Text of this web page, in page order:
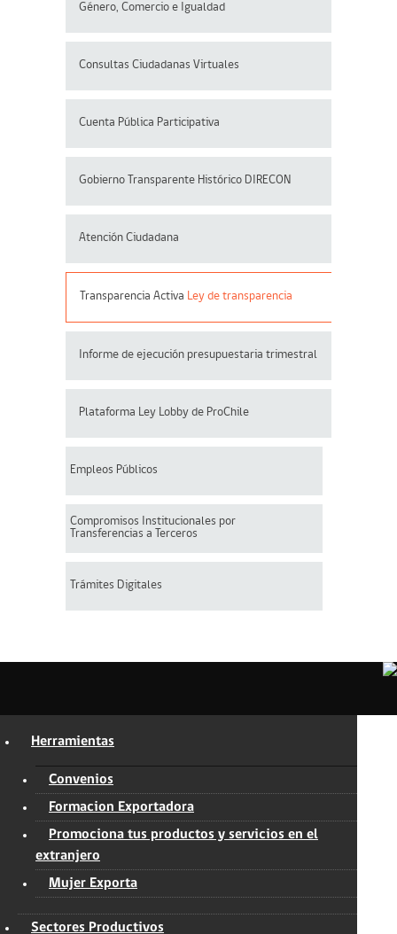
Género, Comercio e Igualdad
Consultas Ciudadanas Virtuales
Cuenta Pública Participativa
Gobierno Transparente Histórico DIRECON
Atención Ciudadana
Transparencia Activa Ley de transparencia
Informe de ejecución presupuestaria trimestral
Plataforma Ley Lobby de ProChile
Empleos Públicos
Compromisos Institucionales por
Transferencias a Terceros
Trámites Digitales
Herramientas
Convenios
Formacion Exportadora
Promociona tus productos y servicios en el
extranjero
Mujer Exporta
Sectores Productivos